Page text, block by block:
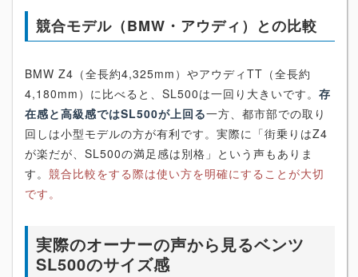
競合モデル（BMW・アウディ）との比較
BMW Z4（全長約4,325mm）やアウディTT（全長約
4,180mm）に比べると、SL500は一回り大きいです。 存
在感と高級感ではSL500が上回る一方、都市部での取り
回しは小型モデルの方が有利です。実際に「街乗りはZ4
が楽だが、SL500の満足感は別格」という声もありま
す。 競合比較をする際は使い方を明確にすることが大切
です。
実際のオーナーの声から見るベンツ
SL500のサイズ感